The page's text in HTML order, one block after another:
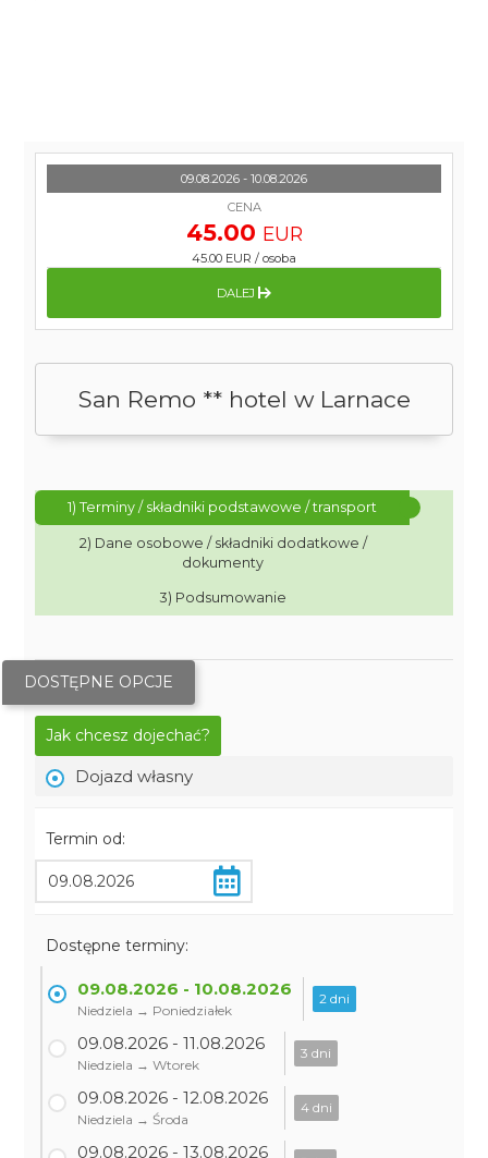
San Remo ** hotel w Larnace
1) Terminy / składniki podstawowe / transport
2) Dane osobowe / składniki dodatkowe /
dokumenty
3) Podsumowanie
DOSTĘPNE OPCJE
Jak chcesz dojechać?
Dojazd własny
Termin od:
Dostępne terminy:
09.08.2026 - 10.08.2026
Niedziela → Poniedziałek
2 dni
09.08.2026 - 11.08.2026
Niedziela → Wtorek
3 dni
09.08.2026 - 12.08.2026
Niedziela → Środa
4 dni
09.08.2026 - 13.08.2026
09.08.2026 - 10.08.2026
CENA
45.00 EUR
45.00 EUR / osoba
DALEJ